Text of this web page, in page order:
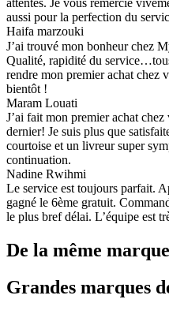
attentes. Je vous remercie
aussi pour la perfection du
Haifa marzouki
J’ai trouvé mon bonheur chez
Qualité, rapidité du
rendre mon premier achat chez
bientôt !
Maram Louati
J’ai fait mon premier achat chez
dernier! Je suis plus que
courtoise et un livreur super
continuation.
Nadine Rwihmi
Le service est toujours parfait.
gagné le 6ème gratuit.
le plus bref délai. L’équipe est
De la même marque
Grandes marques